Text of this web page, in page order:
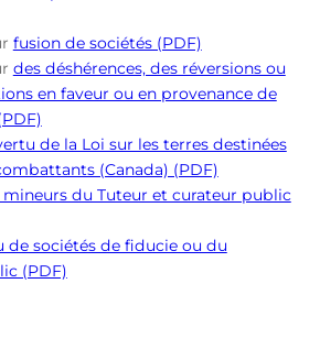
fusion de sociétés (PDF)
des déshérences, des réversions ou
en faveur ou en provenance de
de la Loi sur les terres destinées
(Canada) (PDF)
mineurs du Tuteur et curateur public
de sociétés de fiducie ou du
(PDF)